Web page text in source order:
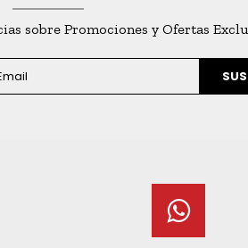
sobre Promociones y Ofertas